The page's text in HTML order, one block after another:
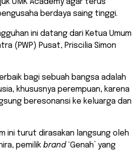
berdaya saing tinggi.
ini datang dari Ketua Umum
(PWP) Pusat, Priscilia Simon
bagi sebuah bangsa adalah
khususnya perempuan, karena
beresonansi ke keluarga dan
ini turut dirasakan langsung oleh
pemilik brand‘Genah’ yang